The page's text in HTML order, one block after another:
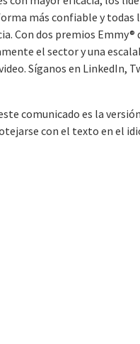
más confiable y todas
Con dos premios
el sector y una
Síganos en LinkedIn,
comunicado es la
con el texto en el